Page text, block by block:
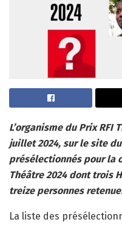
L’organisme du Prix
juillet 2024, sur le site
présélectionnés pour la
Théâtre 2024 dont trois
treize personnes
La liste des